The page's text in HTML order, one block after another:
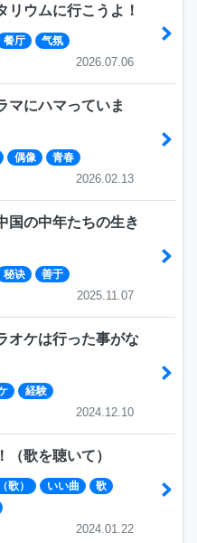
リウムに行こうよ！
餐厅 气氛
2026.07.06
マにハマっていま
偶像 青春
2026.02.13
国の中年たちの生き
秘诀 善于
2025.11.07
オケは行った事がな
経験
2024.12.10
（歌を聴いて）
歌） いい曲
歌
2024.01.22